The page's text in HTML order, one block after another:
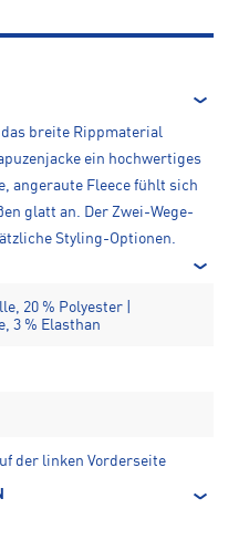
breite Rippmaterial
ein hochwertiges
angeraute Fleece fühlt sich
glatt an. Der Zwei-Wege-
Styling-Optionen.
20 % Polyester |
3 % Elasthan
der linken Vorderseite